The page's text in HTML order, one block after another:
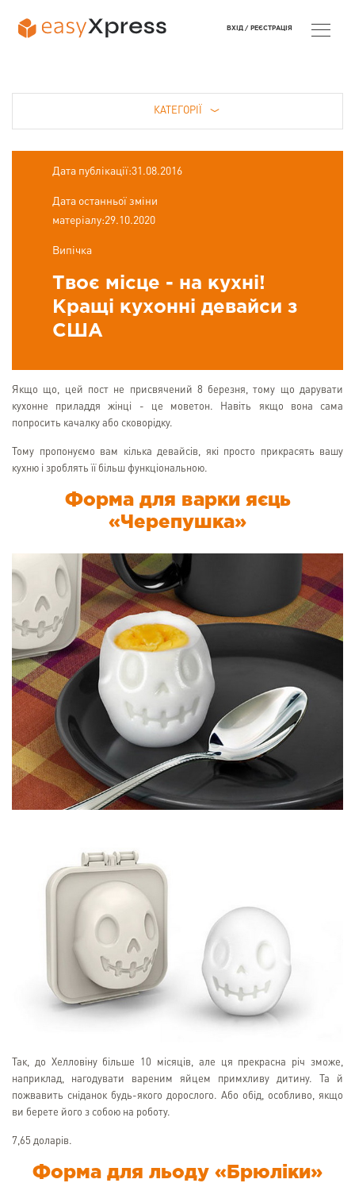
КАТЕГОРІЇ
Дата публікації:31.08.2016
Дата останньої зміни
матеріалу:29.10.2020
Випічка
Твоє місце - на кухні!
Кращі кухонні девайси з
США
Якщо що, цей пост не присвячений 8 березня, тому що дарувати
кухонне приладдя жінці - це моветон. Навіть якщо вона сама
попросить качалку або сковорідку.
Тому пропонуємо вам кілька девайсів, які просто прикрасять вашу
кухню і зроблять її більш функціональною.
Форма для варки яєць
«Черепушка»
Так, до Хелловіну більше 10 місяців, але ця прекрасна річ зможе,
наприклад, нагодувати вареним яйцем примхливу дитину. Та й
пожвавить сніданок будь-якого дорослого. Або обід, особливо, якщо
ви берете його з собою на роботу.
7,65 доларів.
Форма для льоду «Брюліки»
ВХІД / РЕЄСТРАЦІЯ